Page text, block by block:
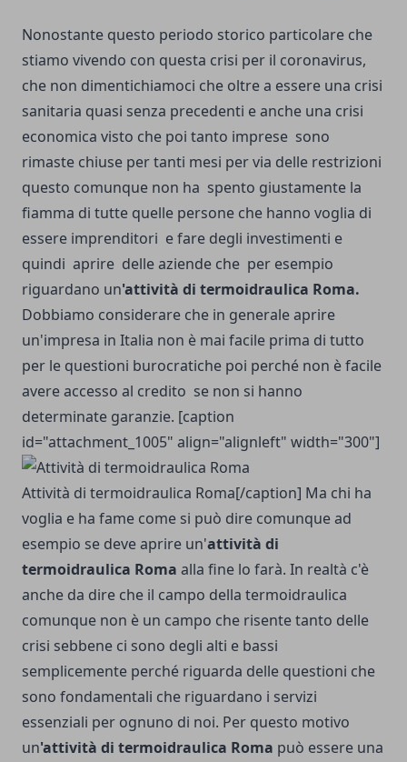
Nonostante questo periodo storico particolare che
stiamo vivendo con questa crisi per il coronavirus,
che non dimentichiamoci che oltre a essere una crisi
sanitaria quasi senza precedenti e anche una crisi
economica visto che poi tanto imprese sono
rimaste chiuse per tanti mesi per via delle restrizioni
questo comunque non ha spento giustamente la
fiamma di tutte quelle persone che hanno voglia di
essere imprenditori e fare degli investimenti e
quindi aprire delle aziende che per esempio
riguardano un'attività di termoidraulica Roma.
Dobbiamo considerare che in generale aprire
un'impresa in Italia non è mai facile prima di tutto
per le questioni burocratiche poi perché non è facile
avere accesso al credito se non si hanno
determinate garanzie. [caption
id="attachment_1005" align="alignleft" width="300"]
Attività di termoidraulica Roma[/caption] Ma chi ha
voglia e ha fame come si può dire comunque ad
esempio se deve aprire un'attività di
termoidraulica Roma alla fine lo farà. In realtà c'è
anche da dire che il campo della termoidraulica
comunque non è un campo che risente tanto delle
crisi sebbene ci sono degli alti e bassi
semplicemente perché riguarda delle questioni che
sono fondamentali che riguardano i servizi
essenziali per ognuno di noi. Per questo motivo
un'attività di termoidraulica Roma può essere una